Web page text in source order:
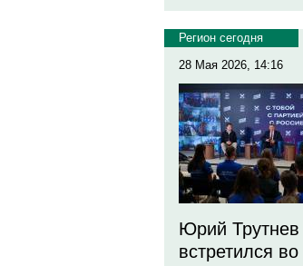
Регион сегодня
28 Мая 2026, 14:16
Юрий Трутнев
встретился во